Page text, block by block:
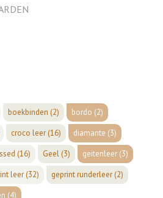
boekbinden (2) bordo (2)
croco leer(16) diamante (3)
(16) Geel(3) geitenleer(3)
leer(32) geprint runderleer(2)
(4)